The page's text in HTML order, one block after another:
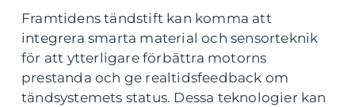
Framtidens tändstift kan komma att
integrera smarta material och sensorteknik
för att ytterligare förbättra motorns
prestanda och ge realtidsfeedback om
tändsystemets status. Dessa teknologier kan